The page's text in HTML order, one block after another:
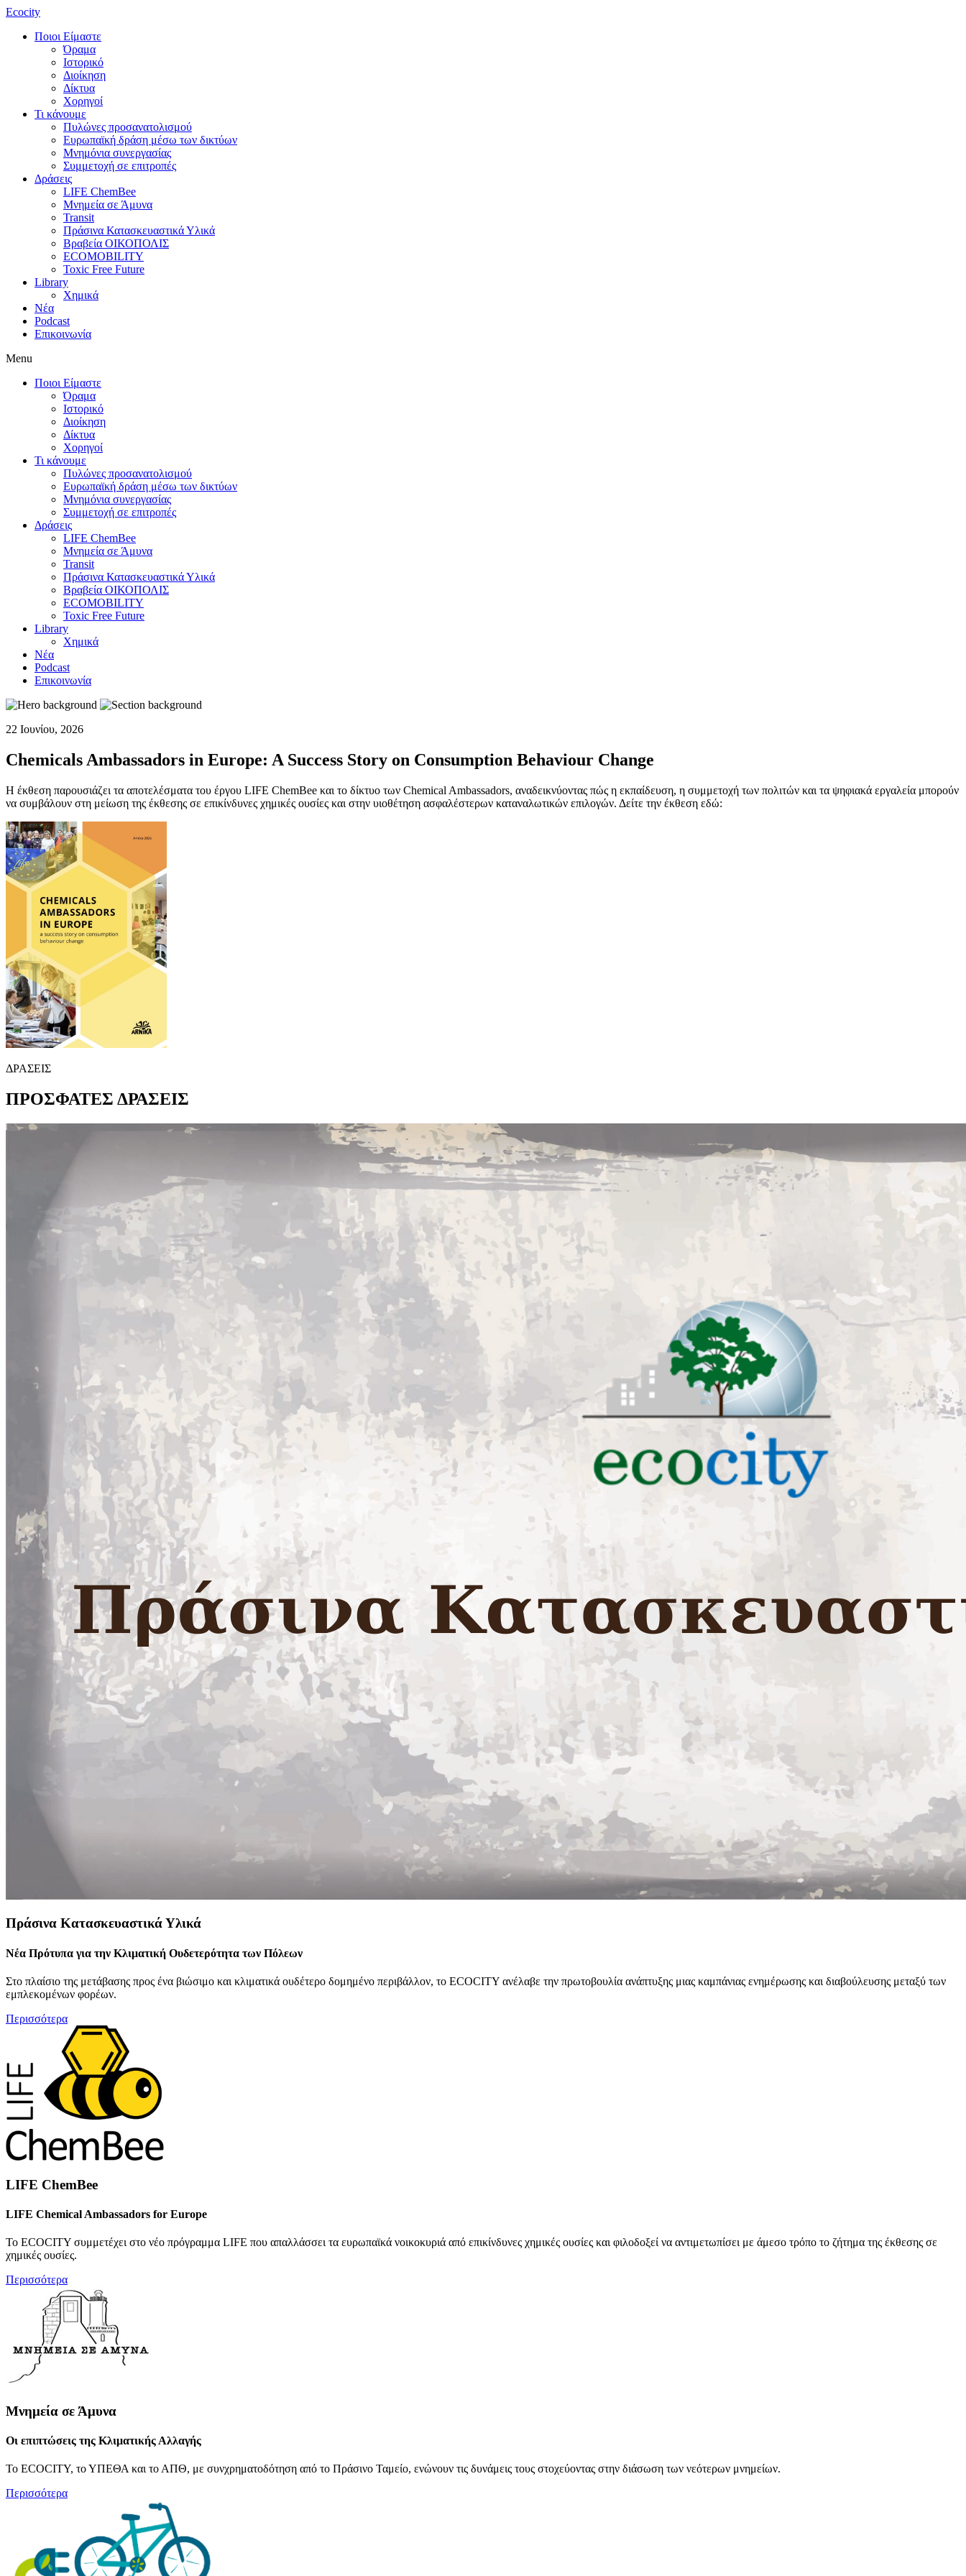
Ecocity
Ποιοι Είμαστε
Όραμα
Ιστορικό
Διοίκηση
Δίκτυα
Χορηγοί
Τι κάνουμε
Πυλώνες προσανατολισμού
Ευρωπαϊκή δράση μέσω των δικτύων
Μνημόνια συνεργασίας
Συμμετοχή σε επιτροπές
Δράσεις
LIFE ChemBee
Μνημεία σε Άμυνα
Transit
Πράσινα Κατασκευαστικά Υλικά
Βραβεία ΟΙΚΟΠΟΛΙΣ
ECOMOBILITY
Toxic Free Future
Library
Χημικά
Νέα
Podcast
Επικοινωνία
Menu
Ποιοι Είμαστε
Όραμα
Ιστορικό
Διοίκηση
Δίκτυα
Χορηγοί
Τι κάνουμε
Πυλώνες προσανατολισμού
Ευρωπαϊκή δράση μέσω των δικτύων
Μνημόνια συνεργασίας
Συμμετοχή σε επιτροπές
Δράσεις
LIFE ChemBee
Μνημεία σε Άμυνα
Transit
Πράσινα Κατασκευαστικά Υλικά
Βραβεία ΟΙΚΟΠΟΛΙΣ
ECOMOBILITY
Toxic Free Future
Library
Χημικά
Νέα
Podcast
Επικοινωνία
22 Ιουνίου, 2026
Chemicals Ambassadors in Europe: A Success Story on Consumption Behaviour Change
Η έκθεση παρουσιάζει τα αποτελέσματα του έργου LIFE ChemBee και το δίκτυο των Chemical Ambassadors, αναδεικνύοντας πώς η εκπαίδευση, η συμμετοχή των πολιτών και τα ψηφιακά εργαλεία μπορούν
να συμβάλουν στη μείωση της έκθεσης σε επικίνδυνες χημικές ουσίες και στην υιοθέτηση ασφαλέστερων καταναλωτικών επιλογών. Δείτε την έκθεση εδώ:
ΔΡΑΣΕΙΣ
ΠΡΟΣΦΑΤΕΣ ΔΡΑΣΕΙΣ
Πράσινα Κατασκευαστικά Υλικά
Νέα Πρότυπα για την Κλιματική Ουδετερότητα των Πόλεων
Στο πλαίσιο της μετάβασης προς ένα βιώσιμο και κλιματικά ουδέτερο δομημένο περιβάλλον, το ECOCITY ανέλαβε την πρωτοβουλία ανάπτυξης μιας καμπάνιας ενημέρωσης και διαβούλευσης μεταξύ των
εμπλεκομένων φορέων.
Περισσότερα
LIFE ChemBee
LIFE Chemical Ambassadors for Europe
To ECOCITY συμμετέχει στο νέο πρόγραμμα LIFE που απαλλάσσει τα ευρωπαϊκά νοικοκυριά από επικίνδυνες χημικές ουσίες και φιλοδοξεί να αντιμετωπίσει με άμεσο τρόπο το ζήτημα της έκθεσης σε
χημικές ουσίες.
Περισσότερα
Μνημεία σε Άμυνα
Οι επιπτώσεις της Κλιματικής Αλλαγής
Το ECOCITY, το ΥΠΕΘΑ και το ΑΠΘ, με συνχρηματοδότηση από το Πράσινο Ταμείο, ενώνουν τις δυνάμεις τους στοχεύοντας στην διάσωση των νεότερων μνημείων.
Περισσότερα